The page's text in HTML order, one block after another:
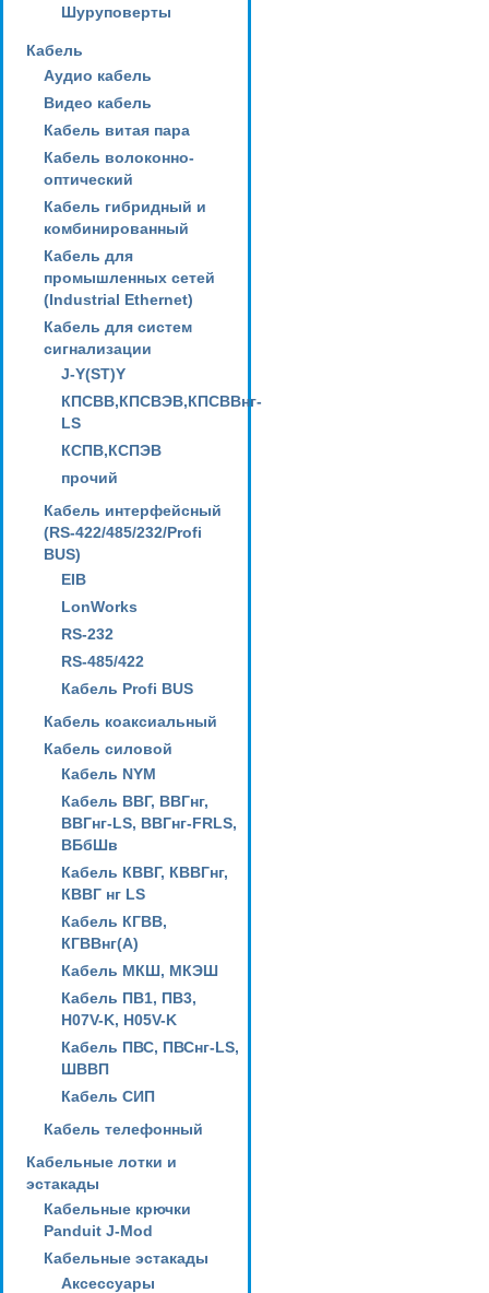
Шуруповерты
Кабель
Аудио кабель
Видео кабель
Кабель витая пара
Кабель волоконно-
оптический
Кабель гибридный и
комбинированный
Кабель для
промышленных сетей
(Industrial Ethernet)
Кабель для систем
сигнализации
J-Y(ST)Y
КПСВВ,КПСВЭВ,КПСВВнг-
LS
КСПВ,КСПЭВ
прочий
Кабель интерфейсный
(RS-422/485/232/Profi
BUS)
EIB
LonWorks
RS-232
RS-485/422
Кабель Profi BUS
Кабель коаксиальный
Кабель силовой
Кабель NYM
Кабель ВВГ, ВВГнг,
ВВГнг-LS, ВВГнг-FRLS,
ВБбШв
Кабель КВВГ, КВВГнг,
КВВГ нг LS
Кабель КГВВ,
КГВВнг(А)
Кабель МКШ, МКЭШ
Кабель ПВ1, ПВ3,
H07V-K, H05V-K
Кабель ПВС, ПВСнг-LS,
ШВВП
Кабель СИП
Кабель телефонный
Кабельные лотки и
эстакады
Кабельные крючки
Panduit J-Mod
Кабельные эстакады
Аксессуары